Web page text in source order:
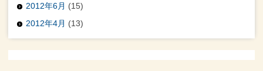
2012年6月 (15)
2012年4月 (13)